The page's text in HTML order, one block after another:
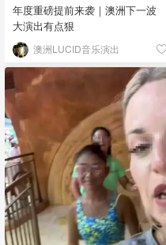
年度重磅提前来袭｜澳洲下一波
大演出有点狠
澳洲LUCID音乐演出